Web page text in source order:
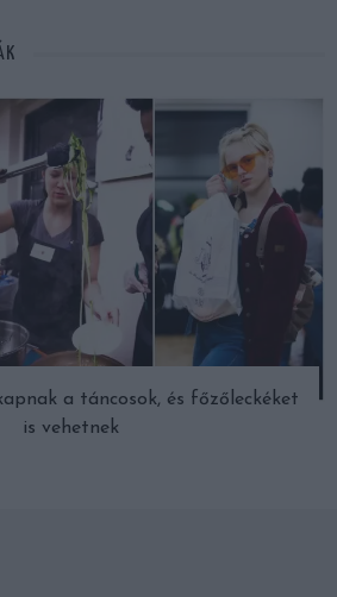
a táncosok, és főzőleckéket
is vehetnek